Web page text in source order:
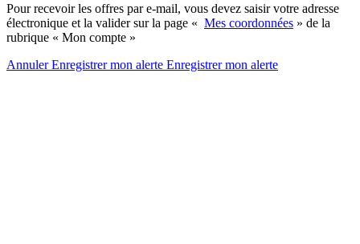
Pour recevoir les offres par e-mail, vous devez saisir votre adresse
électronique et la valider sur la page « Mes coordonnées » de la
rubrique « Mon compte »
AnnulerEnregistrer mon alerte Enregistrermon alerte